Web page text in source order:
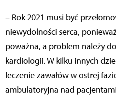
– Rok 2021 musi być
niewydolności serca,
poważna, a problem należy
kardiologii. W kilku innych
leczenie zawałów w ostrej
ambulatoryjna nad